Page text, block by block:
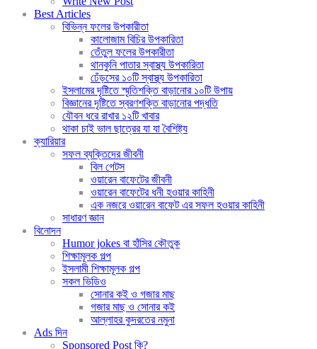
Best Articles
বিভিন্ন ফলের উপকারীতা
কালোজাম বিচির উপকারিতা
তেঁতুল ফলের উপকারীতা
থানকুনি পাতার স্বাস্থ্য উপকারিতা
ঢেঁড়সের ১০টি স্বাস্থ্য উপকারিতা
ইসলামের দৃষ্টিতে স্মৃতিশক্তি বাড়ানোর ১০টি উপায়
বিজ্ঞানের দৃষ্টিতে স্বরণশক্তি বাড়ানোর পদ্ধতি
যৌবন ধরে রাখার ১২টি খাবার
থাকা চাই ভাল ছাত্রের যা যা বৈশিষ্ট্য
ক্যারিয়ার
সফল ব্যক্তিদের জীবনী
বিল গেটস
ওয়ারেন বাফেটের জীবনী
ওয়ারেন বাফেটের ধনী হওয়ার কাহিনী
এক নজরে ওয়ারেন বাফেট এর সফল হওয়ার কাহিনী
সাধারণ জ্ঞান
বিনোদন
Humor jokes বা হাঁসির কৌতুক
শিক্ষামূলক গল্প
ইসলামী শিক্ষামূলক গল্প
সকল ভিডিও
সোনার কই ও গজার মাছ
গজার মাছ ও সোনার কই
আল্লাহর কুদরতের নমুনা
Ads দিন
Sponsored Post কি?